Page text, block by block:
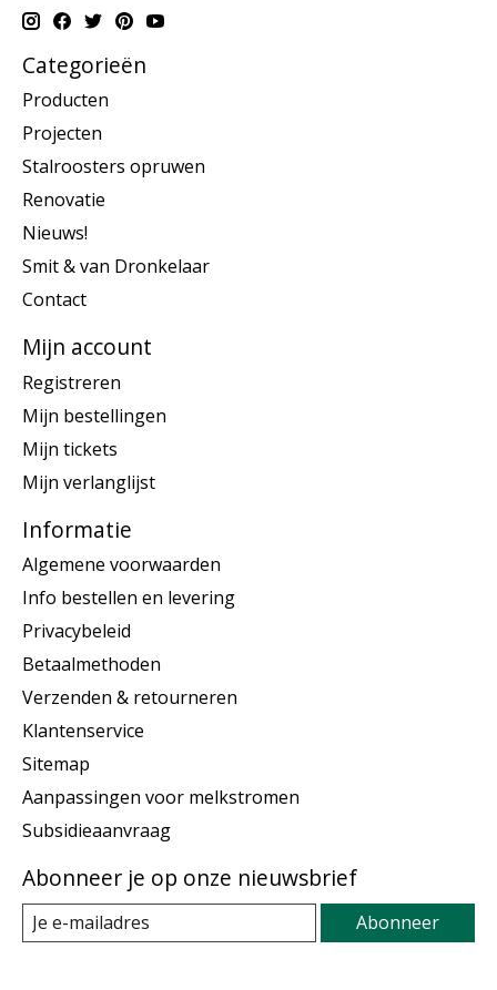
Categorieën
Producten
Projecten
Stalroosters opruwen
Renovatie
Nieuws!
Smit & van Dronkelaar
Contact
Mijn account
Registreren
Mijn bestellingen
Mijn tickets
Mijn verlanglijst
Informatie
Algemene voorwaarden
Info bestellen en levering
Privacybeleid
Betaalmethoden
Verzenden & retourneren
Klantenservice
Sitemap
Aanpassingen voor melkstromen
Subsidieaanvraag
Abonneer je op onze nieuwsbrief
Abonneer